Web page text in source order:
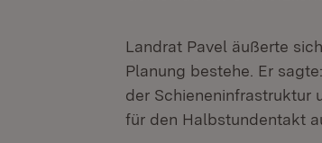
Landrat Pavel äußerte
Planung bestehe. Er
der Schieneninfrastruktur
für den Halbstundentakt